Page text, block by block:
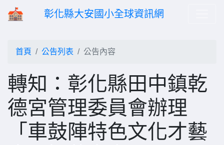
彰化縣大安國小全球資訊網
首頁 公告列表 公告內容
轉知：彰化縣田中鎮乾
德宮管理委員會辦理
「車鼓陣特色文化才藝